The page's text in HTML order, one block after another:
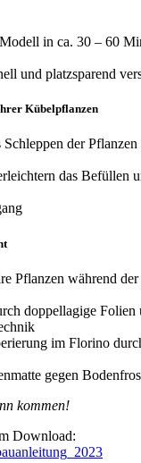
in ca. 30 – 60
und platzsparend
Kübelpflanzen
der
das Befüllen
Pflanzen während der
doppellagige Folien
im Florino
gegen
kommen!
Download: